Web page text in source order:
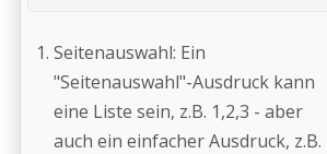
Seitenauswahl: Ein
"Seitenauswahl"-Ausdruck kann
eine Liste sein, z.B. 1,2,3 - aber
auch ein einfacher Ausdruck, z.B.